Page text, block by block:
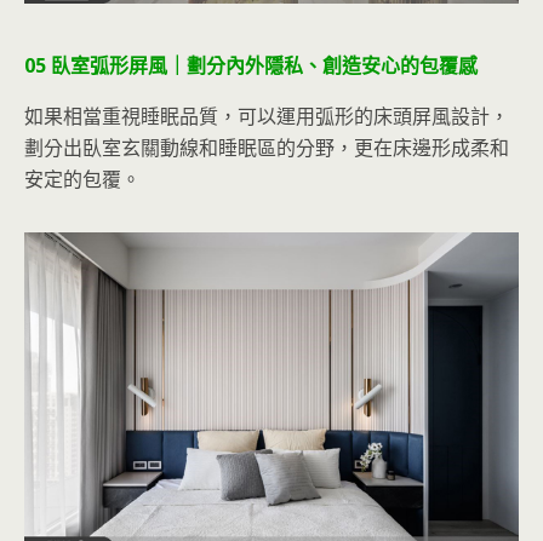
05 臥室弧形屏風｜劃分內外隱私、創造安心的包覆感
如果相當重視睡眠品質，可以運用弧形的床頭屏風設計，
劃分出臥室玄關動線和睡眠區的分野，更在床邊形成柔和
安定的包覆。